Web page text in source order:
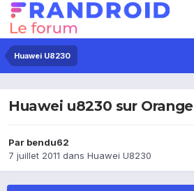
Huawei U8230
Huawei u8230 sur Orange
Par bendu62
7 juillet 2011 dans Huawei U8230